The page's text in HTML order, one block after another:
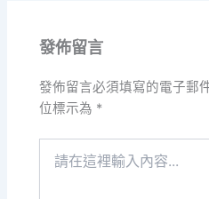
發佈留言
發佈留言必須填寫的電子郵
位標示為 *